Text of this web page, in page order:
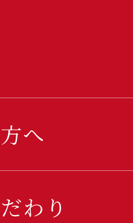
へ
わり